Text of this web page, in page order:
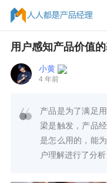
用户感知产品价值
小黄
4 年前
产品是为了满足
梁是触发，产品
是怎么用的，能
户理解进行了分